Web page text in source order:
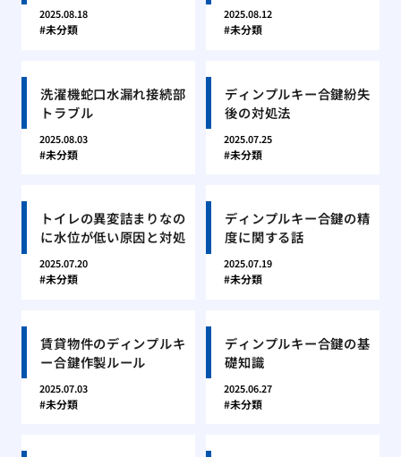
2025.08.18
未分類
2025.08.12
未分類
洗濯機蛇口水漏れ接続部
トラブル
2025.08.03
未分類
ディンプルキー合鍵紛失
後の対処法
2025.07.25
未分類
トイレの異変詰まりなの
に水位が低い原因と対処
2025.07.20
未分類
ディンプルキー合鍵の精
度に関する話
2025.07.19
未分類
賃貸物件のディンプルキ
ー合鍵作製ルール
2025.07.03
未分類
ディンプルキー合鍵の基
礎知識
2025.06.27
未分類